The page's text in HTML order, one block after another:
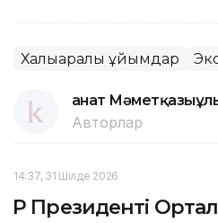
Халықаралық ұйымдар
Қанат
Авторлар
14:37, 31 Шілде 2026
ҚР Президенті